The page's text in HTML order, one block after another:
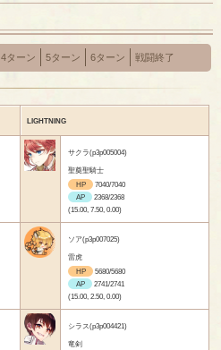
4ターン 5ターン 6ターン 戦闘終了
LIGHTNING
サクラ(p3p005004)
聖奠聖騎士
HP
7040/7040
AP
2368/2368
(15.00, 7.50, 0.00)
ソア(p3p007025)
雷虎
HP
5680/5680
AP
2741/2741
(15.00, 2.50, 0.00)
シラス(p3p004421)
竜剣